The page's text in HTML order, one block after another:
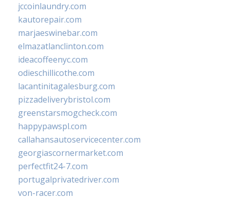
jccoinlaundry.com
kautorepair.com
marjaeswinebar.com
elmazatlanclinton.com
ideacoffeenyc.com
odieschillicothe.com
lacantinitagalesburg.com
pizzadeliverybristol.com
greenstarsmogcheck.com
happypawspl.com
callahansautoservicecenter.com
georgiascornermarket.com
perfectfit24-7.com
portugalprivatedriver.com
von-racer.com